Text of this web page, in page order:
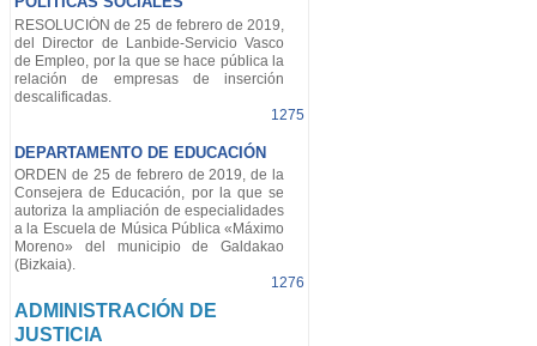
RESOLUCIÓN de 25 de febrero de 2019,
del Director de Lanbide-Servicio Vasco
de Empleo, por la que se hace pública la
relación de empresas de inserción
descalificadas.
1275
DEPARTAMENTO DE EDUCACIÓN
ORDEN de 25 de febrero de 2019, de la
Consejera de Educación, por la que se
autoriza la ampliación de especialidades
a la Escuela de Música Pública «Máximo
Moreno» del municipio de Galdakao
(Bizkaia).
1276
ADMINISTRACIÓN DE
JUSTICIA